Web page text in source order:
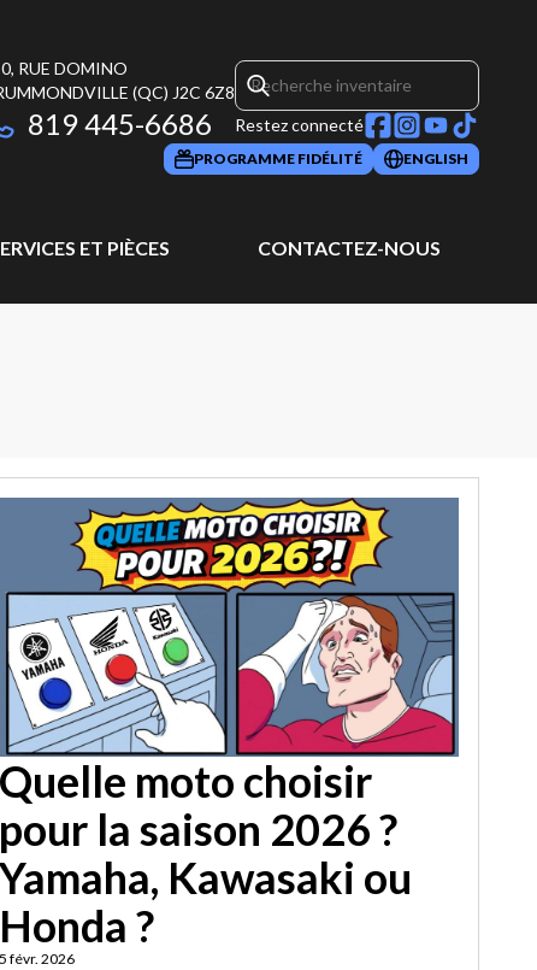
RUE DOMINO
(QC) J2C 6Z8
819 445-6686 Restez connecté
PROGRAMME FIDÉLITÉ ENGLISH
ET PIÈCES CONTACTEZ-NOUS
Quelle moto choisir
pour la saison 2026 ?
Yamaha, Kawasaki ou
Honda ?
5 févr. 2026